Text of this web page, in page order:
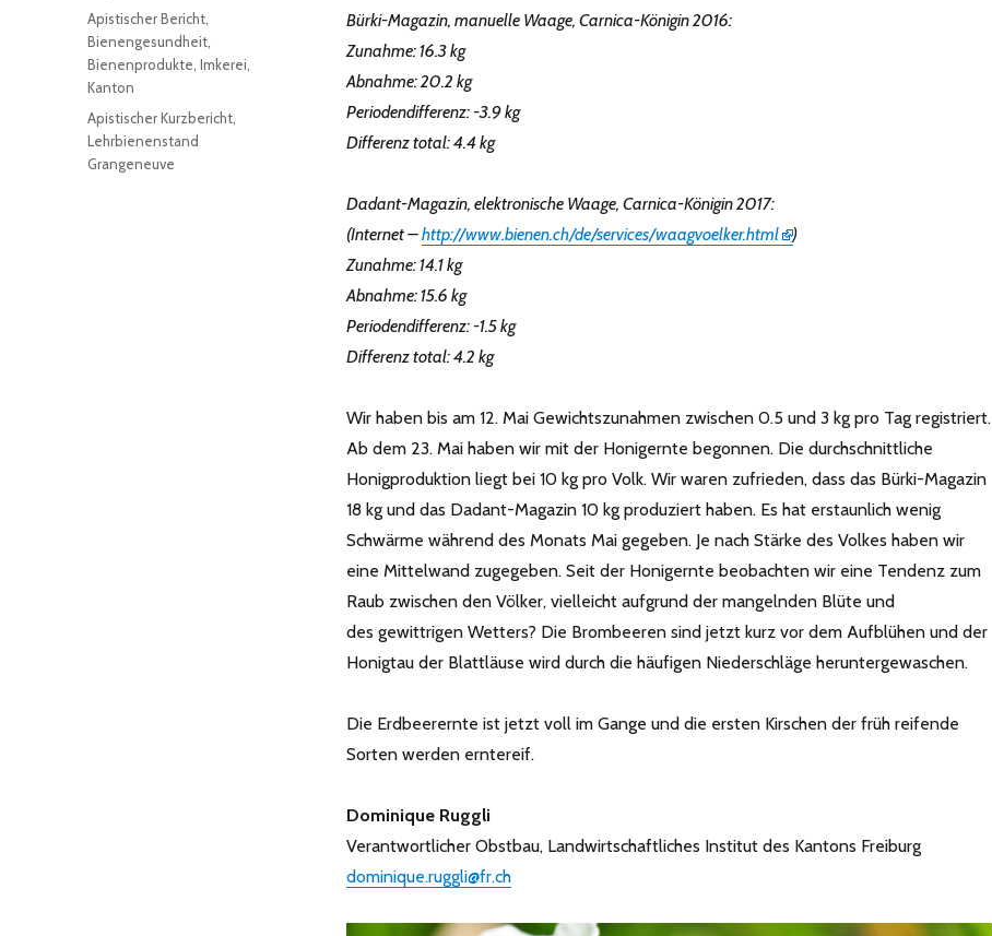
Bürki-Magazin, manuelle Waage, Carnica-Königin 2016:
Zunahme: 16.3 kg
Abnahme: 20.2 kg
Periodendifferenz: -3.9 kg
Differenz total: 4.4 kg
Dadant-Magazin, elektronische Waage, Carnica-Königin 2017:
(Internet –http://www.bienen.ch/de/services/waagvoelker.html
)
Zunahme: 14.1 kg
Abnahme:15.6 kg
Periodendifferenz: -1.5 kg
Differenz total: 4.2 kg
Wir haben bis am 12. Mai Gewichtszunahmen zwischen 0.5 und 3 kg pro Tag registriert.
Ab dem 23. Mai haben wir mit der Honigernte begonnen. Die durchschnittliche
Honigproduktion liegt bei 10 kg pro Volk. Wir waren zufrieden, dass das Bürki-Magazin
18 kg und das Dadant-Magazin 10 kg produziert haben. Es hat erstaunlich wenig
Schwärme während des Monats Mai gegeben. Je nach Stärke des Volkes haben wir
eine Mittelwand zugegeben. Seit der Honigernte beobachten wir eine Tendenz zum
Raub zwischen den Völker, vielleicht aufgrund der mangelnden Blüte und
des gewittrigen Wetters? Die Brombeeren sind jetzt kurz vor dem Aufblühen und der
Honigtau der Blattläuse wird durch die häufigen Niederschläge heruntergewaschen.
Die Erdbeerernte ist jetzt voll im Gange und die ersten Kirschen der früh reifende
Sorten werden erntereif.
Dominique Ruggli
Verantwortlicher Obstbau, Landwirtschaftliches Institut des Kantons Freiburg
dominique.ruggli@fr.ch
am
Kategorien
Apistischer Bericht,
Bienengesundheit,
Bienenprodukte,Imkerei,
Kanton
Schlagwörter
Apistischer Kurzbericht,
Lehrbienenstand
Grangeneuve